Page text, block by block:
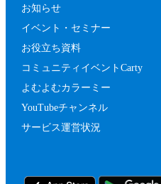
お知らせ
イベント・セミナー
お役立ち資料
コミュニティイベントCarty
よむよむカラーミー
YouTubeチャンネル
サービス運営状況